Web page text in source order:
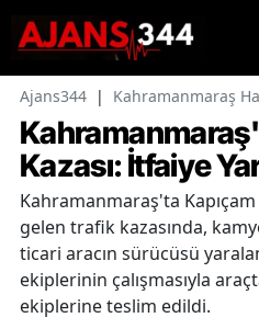
Ajans344 | Kahramanmaraş
Kazası: İtfaiye
Kahramanmaraş'ta
gelen trafik kazasında,
ticari aracın sürücüsü
ekiplerinin çalışmasıyla
ekiplerine teslim edildi.